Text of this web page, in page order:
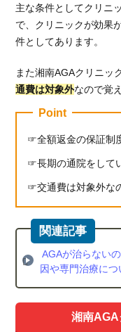
主な条件としてクリニ
で、クリニックが効果
件としてあります。
また湘南AGAクリニッ
通費は対象外なので覚
Point
全額返金の保証制
長期の通院をして
交通費は対象外な
AGAが治らない
因や専門治療につ
湘南AGA